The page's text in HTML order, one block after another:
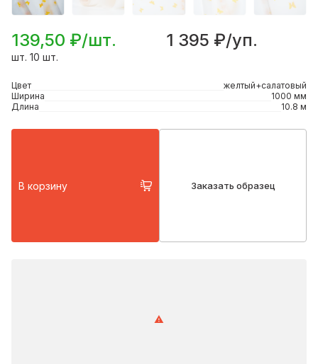
139,50 ₽/шт. 1 395 ₽/уп.
шт. 10 шт.
Цвет
желтый+салатовый
Ширина
1000 мм
Длина
10.8 м
В корзину Заказать образец